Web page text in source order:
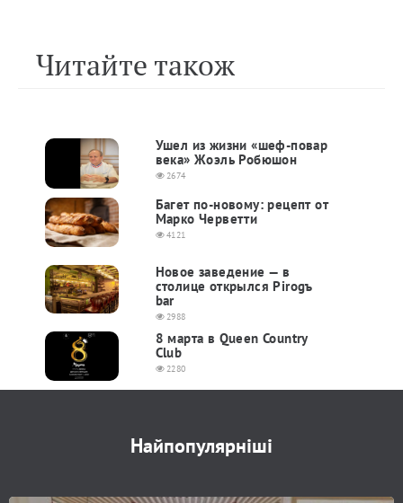
Читайте також
Ушел из жизни «шеф-повар
века» Жоэль Робюшон
2674
Багет по-новому: рецепт от
Марко Черветти
4121
Новое заведение — в
столице открылся Pirogъ
bar
2988
8 марта в Queen Country
Club
2280
Найпопулярніші